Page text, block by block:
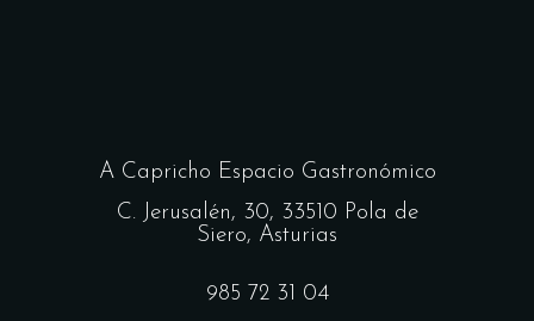
A Capricho Espacio Gastronómico
C. Jerusalén, 30, 33510 Pola de
Siero, Asturias
985 72 31 04